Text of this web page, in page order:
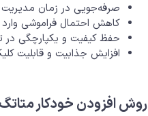
صرفه‌جویی در زمان مدیریت
کاهش احتمال فراموشی
حفظ کیفیت و یکپارچگی
افزایش جذابیت و قابلیت
روش افزودن خودکار